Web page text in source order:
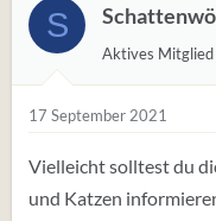
S
Aktives Mitglied
17 September 2021
Vielleicht solltest du
und Katzen